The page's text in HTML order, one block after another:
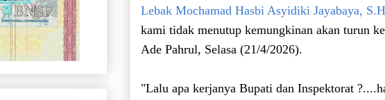
Lebak Mochamad Hasbi Asyidiki Jayabaya, S.H
kami tidak menutup kemungkinan akan turun
Ade Pahrul, Selasa (21/4/2026).
"Lalu apa kerjanya Bupati dan Inspektorat